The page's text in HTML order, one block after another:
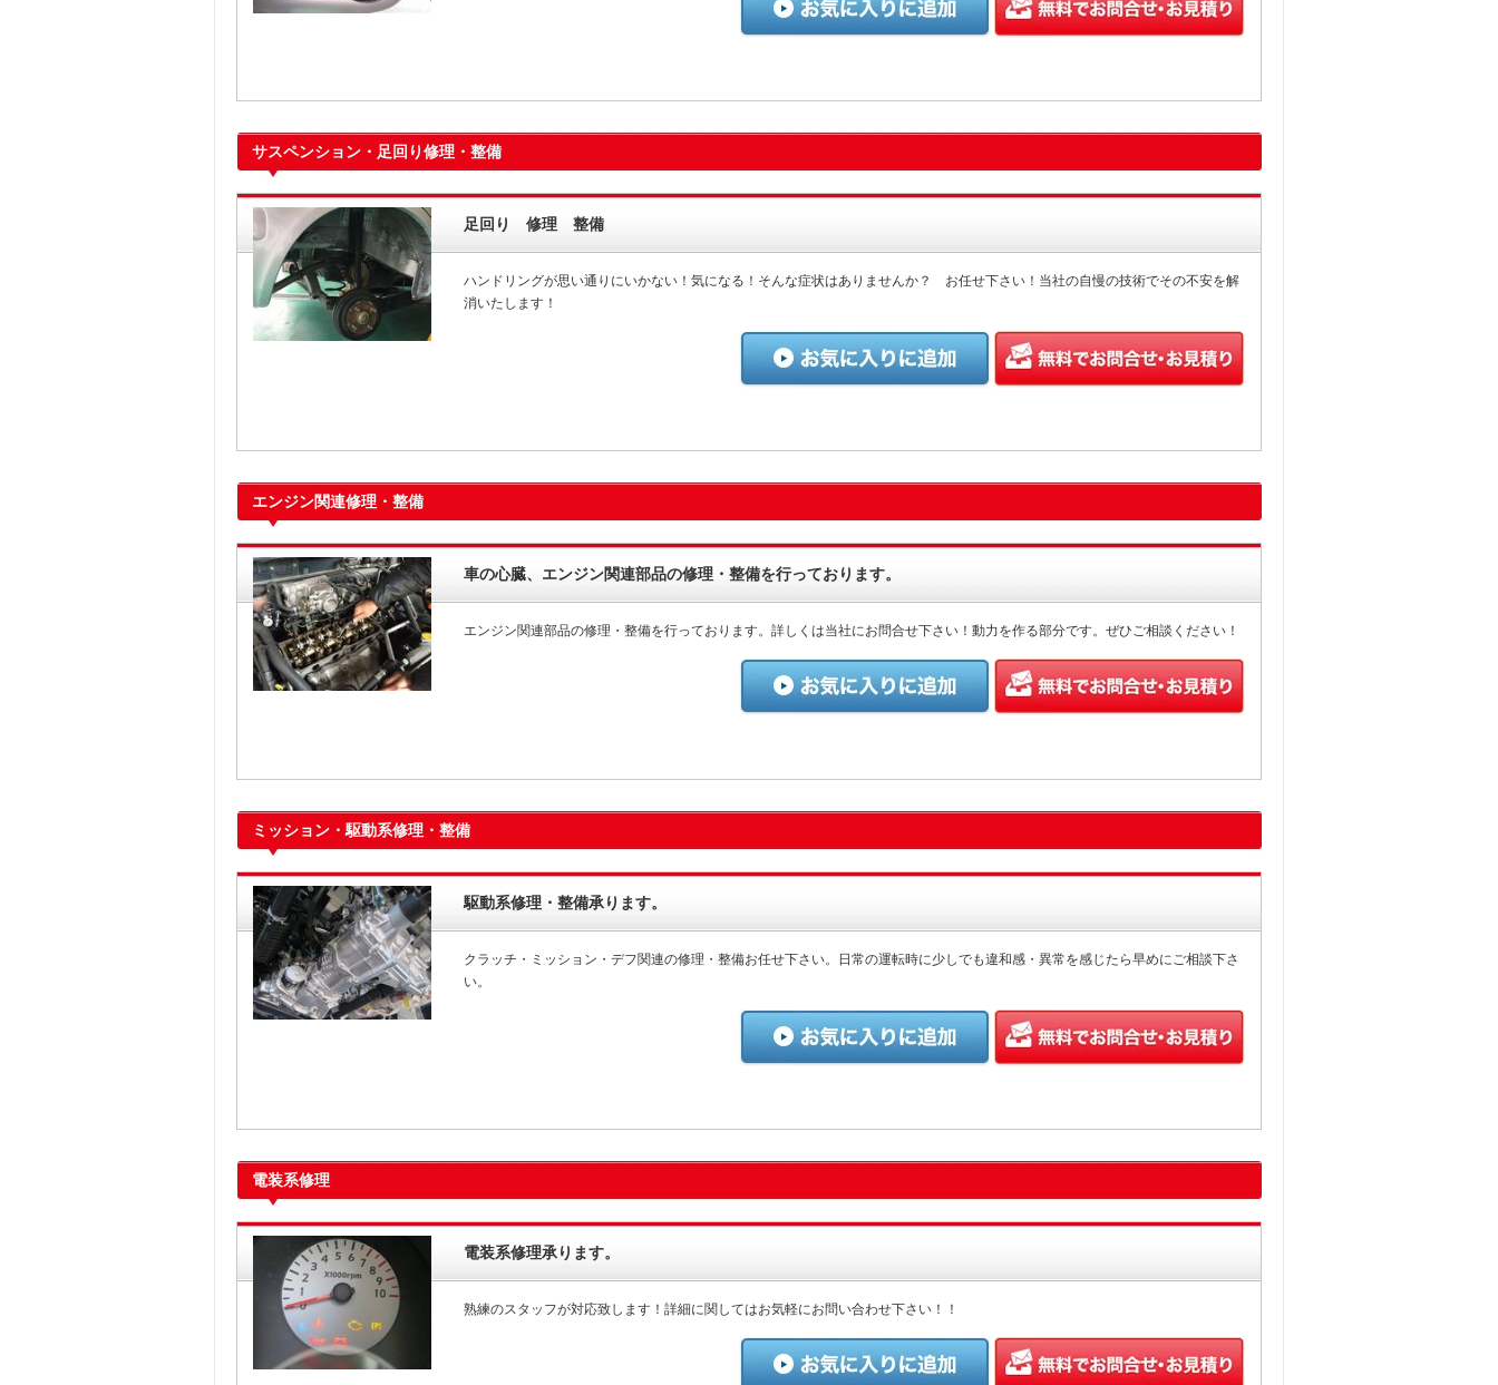
サスペンション・足回り修理・整備
足回り 修理 整備
ハンドリングが思い通りにいかない！気になる！そんな症状はありませんか？ お任せ下さい！当社の自慢の技術でその不安を解
消いたします！
エンジン関連修理・整備
車の心臓、エンジン関連部品の修理・整備を行っております。
エンジン関連部品の修理・整備を行っております。詳しくは当社にお問合せ下さい！動力を作る部分です。ぜひご相談ください！
ミッション・駆動系修理・整備
駆動系修理・整備承ります。
クラッチ・ミッション・デフ関連の修理・整備お任せ下さい。日常の運転時に少しでも違和感・異常を感じたら早めにご相談下さ
い。
電装系修理
電装系修理承ります。
熟練のスタッフが対応致します！詳細に関してはお気軽にお問い合わせ下さい！！